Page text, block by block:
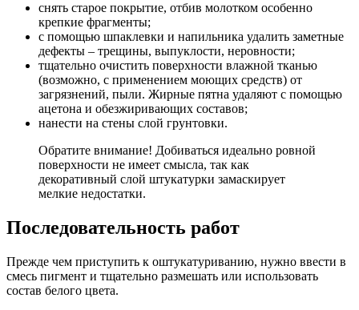
снять старое покрытие, отбив молотком особенно
крепкие фрагменты;
с помощью шпаклевки и напильника удалить заметные
дефекты – трещины, выпуклости, неровности;
тщательно очистить поверхности влажной тканью
(возможно, с применением моющих средств) от
загрязнений, пыли. Жирные пятна удаляют с помощью
ацетона и обезжиривающих составов;
нанести на стены слой грунтовки.
Обратите внимание! Добиваться идеально ровной
поверхности не имеет смысла, так как
декоративный слой штукатурки замаскирует
мелкие недостатки.
Последовательность работ
Прежде чем приступить к оштукатуриванию, нужно ввести в
смесь пигмент и тщательно размешать или использовать
состав белого цвета.